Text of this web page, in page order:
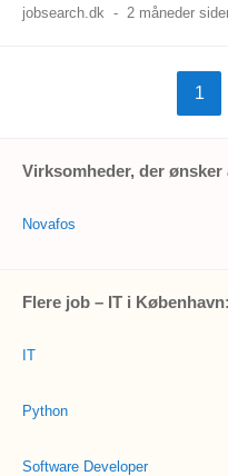
jobsearch.dk - 2 måneder
1
Virksomheder, der
Novafos
Flere job – IT i København:
IT
Python
Software Developer